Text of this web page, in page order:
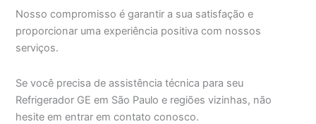
Nosso compromisso é garantir a sua satisfação e
proporcionar uma experiência positiva com nossos
serviços.
Se você precisa de assistência técnica para seu
Refrigerador GE em São Paulo e regiões vizinhas, não
hesite em entrar em contato conosco.